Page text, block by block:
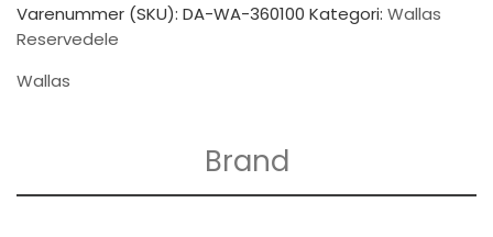
Varenummer (SKU): DA-WA-360100 Kategori: Wallas
Reservedele
Wallas
Brand